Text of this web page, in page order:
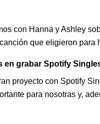
con Hanna y Ashley
que eligieron para
en grabar Spotify
proyecto con Spotify
para nosotras y,